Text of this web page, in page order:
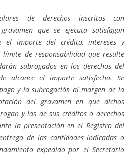
de derechos inscritos con
que se ejecuta satisfagan
el importe del crédito, intereses y
límite de responsabilidad que resulte
subrogados en los derechos del
alcance el importe satisfecho. Se
y la subrogación al margen de la
del gravamen en que dichos
y las de sus créditos o derechos
la presentación en el Registro del
de las cantidades indicadas o
expedido por el Secretario